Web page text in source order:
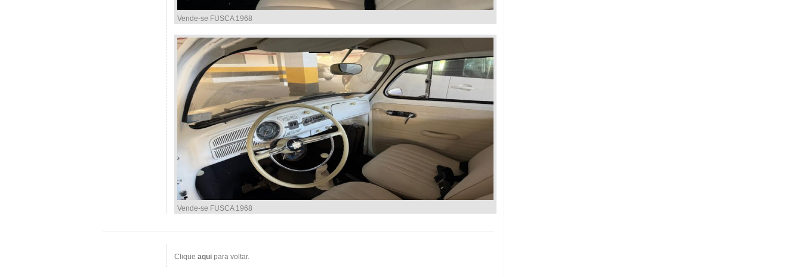
Vende-se FUSCA 1968
Vende-se FUSCA 1968
Clique aqui para voltar.